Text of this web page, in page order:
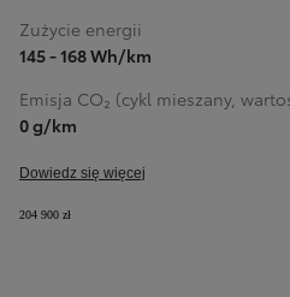
Zużycie energii
145 - 168 Wh/km
Emisja CO₂ (cykl mieszany,
0 g/km
Dowiedz się więcej
204 900 zł